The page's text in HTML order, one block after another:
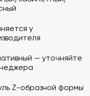
у
— уточняйте
Z-образной формы